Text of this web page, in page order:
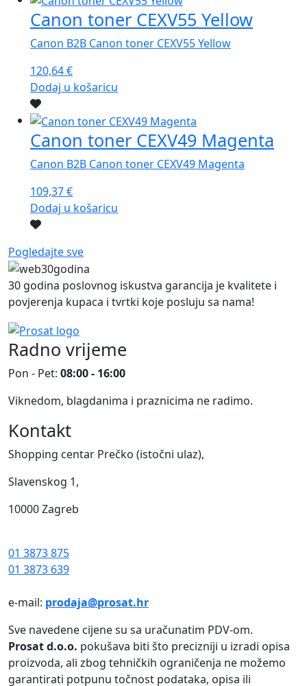
Canon toner CEXV55 Yellow
Canon B2B Canon toner CEXV55 Yellow
120,64€
Dodaj u košaricu
Canon toner CEXV49 Magenta
Canon B2B Canon toner CEXV49 Magenta
109,37€
Dodaj u košaricu
Pogledajte sve
30 godina poslovnog iskustva garancija je kvalitete i
povjerenja kupaca i tvrtki koje posluju sa nama!
Radno vrijeme
Pon - Pet: 08:00 - 16:00
Viknedom, blagdanima i praznicima ne radimo.
Kontakt
Shopping centar Prečko (istočni ulaz),
Slavenskog 1,
10000 Zagreb
01 3873 875
01 3873 639
e-mail: prodaja@prosat.hr
Sve navedene cijene su sa uračunatim PDV-om.
Prosat d.o.o. pokušava biti što precizniji u izradi opisa
proizvoda, ali zbog tehničkih ograničenja ne možemo
garantirati potpunu točnost podataka, opisa ili